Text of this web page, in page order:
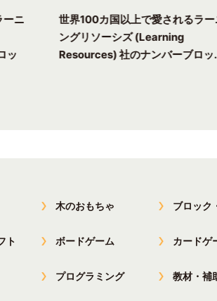
ーニ
ッ
世界100カ国以上で愛されるラー
ングリソーシズ (Learning
Resources) 社のナンバーブロッ
木のおもちゃ ブロック
ト ボードゲーム カードゲ
プログラミング 教材・補